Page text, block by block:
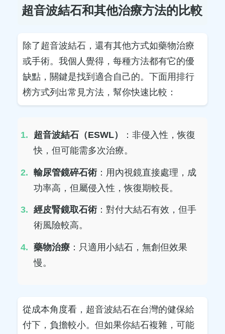
超音波結石和其他治療方法的比較
除了超音波結石，還有其他方式如藥物治療
或手術。我個人覺得，每種方法都有它的優
缺點，關鍵是找到適合自己的。下面用排行
榜方式列出常見方法，幫你快速比較：
超音波結石（ESWL）
：非侵入性，恢復
快，但可能需多次治療。
輸尿管鏡碎石術 ：用內視鏡直接處理，成
功率高，但屬侵入性，恢復期較長。
經皮腎鏡取石術 ：對付大結石有效，但手
術風險較高。
藥物治療 ：只適用小結石，無創但效果
慢。
從成本角度看，超音波結石在台灣的健保給
付下，負擔較小。但如果你結石複雜，可能